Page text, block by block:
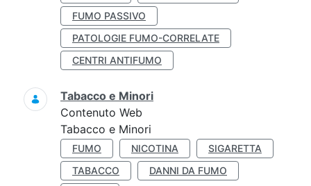
FUMO PASSIVO
PATOLOGIE FUMO-CORRELATE
CENTRI ANTIFUMO
Tabacco e Minori
Contenuto Web
Tabacco e Minori
FUMO NICOTINA
SIGARETTA
TABACCO
DANNI DA FUMO